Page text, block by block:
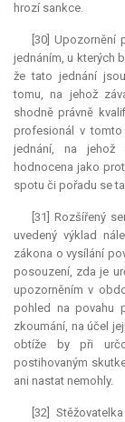
hrozí sankce.
[30] Upozornění
jednáním, u kterých
že tato jednání
tomu, na jehož
shodně právně
profesionál v
jednání, na jehož
hodnocena jako
spotu či pořadu se
[31] Rozšířený
uvedený výklad
zákona o vysílání
posouzení, zda je
upozorněním v
pohled na povahu
zkoumání, na účel
obtíže by při
postihovaným
ani nastat nemohly.
[32]